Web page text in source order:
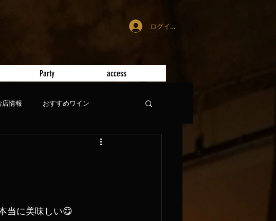
ログイン
Party access
店情報 おすすめワイン
当に美味しい😋